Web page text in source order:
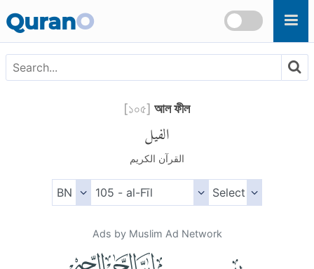
QuranO
[১০৫] আল ফীল
الفيل
القرآن الكريم
Ads by Muslim Ad Network